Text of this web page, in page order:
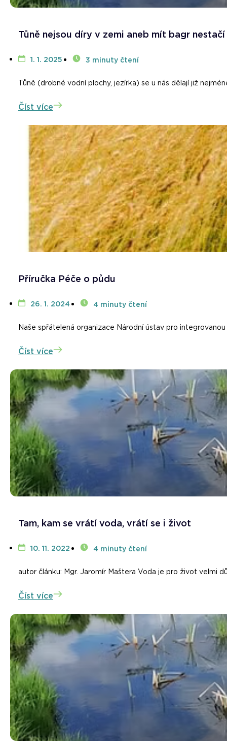
Tůně nejsou díry v zemi aneb mít bagr nestačí
1. 1. 2025 3 minuty čtení
Tůně (drobné vodní plochy, jezírka) se u nás dělají již
Číst více
Příručka Péče o půdu
26. 1. 2024 4 minuty čtení
Naše spřátelená organizace Národní ústav pro
Číst více
Tam, kam se vrátí voda, vrátí se i život
10. 11. 2022 4 minuty čtení
autor článku: Mgr. Jaromír Maštera Voda je pro život velmi
Číst více